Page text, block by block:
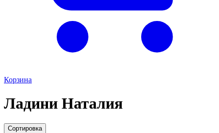
Корзина
Ладини Наталия
Сортировка